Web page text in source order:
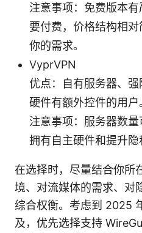
注意事项：免费版本
要付费，价格结构相
你的需求。
VyprVPN
优点：自有服务器、
硬件有额外控件的用户
注意事项：服务器数
拥有自主硬件和提升隐
在选择时，尽量结合你所
境、对流媒体的需求、对
综合权衡。考虑到 2025
及，优先选择支持